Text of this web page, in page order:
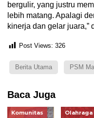
bergulir, yang justru
lebih matang. Apalagi
kinerja dan gelar juara,”
Post Views: 326
Berita Utama PSM
Baca Juga
Komunitas Olahraga